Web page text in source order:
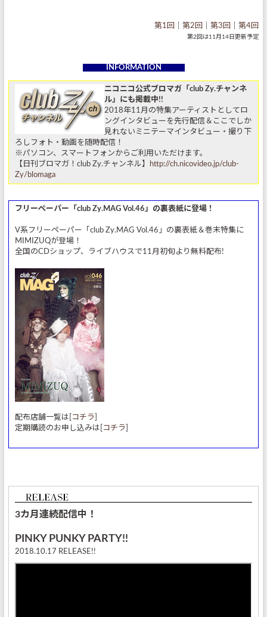
第1回 第2回 第3回 第4回
第2回は11月14日更新予定
INFORMATION
ニコニコ公式ブロマガ「club Zy.チャンネ
ル」にも掲載中!!
2018年11月の特集アーティストとしてロ
ングインタビューを先行配信＆ここでしか
見れないミニテーマインタビュー・撮り下
ろしフォト・動画を随時配信！
※パソコン、スマートフォンからご利用いただけます。
【日刊ブロマガ！club Zy.チャンネル】
http://ch.nicovideo.jp/club-
Zy/blomaga
フリーペーパー「club Zy.MAG Vol.46」の裏表紙に登場！
V系フリーペーパー「club Zy.MAG Vol.46」の裏表紙＆巻末特集に
MIMIZUQが登場！
全国のCDショップ、ライブハウスで11月初旬より無料配布!
配布店舗一覧は[ コチラ
定期購読のお申し込みは[ コチラ
3カ月連続配信中！
PINKY PUNKY PARTY!!
2018.10.17 RELEASE!!